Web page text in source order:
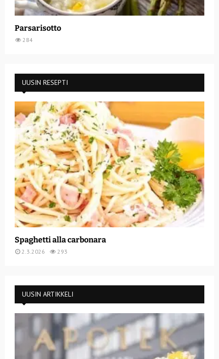
Parsarisotto
284
UUSIN RESEPTI
Spaghetti alla carbonara
2.3.2026 293
UUSIN ARTIKKELI